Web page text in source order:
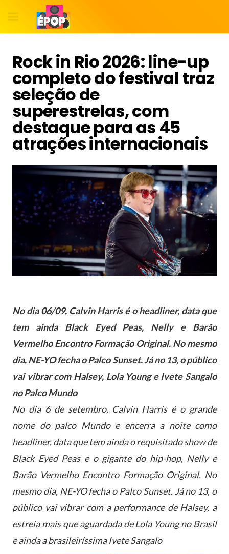
Rock in Rio 2026: line-up
completo do festival traz
seleção de
superestrelas, com
destaque para as 45
atrações internacionais
No dia 06/09, Calvin Harris é o headliner, data que
tem ainda Black Eyed Peas, Nelly e Barão
Vermelho Encontro Formação Original. No mesmo
dia, NE-YO fecha o Palco Sunset. Já no 13, o público
vai vibrar com Halsey, Lola Young e Ivete Sangalo
no Palco Mundo
No dia 6 de setembro, Calvin Harris é o grande
nome do palco Mundo e encerra a noite como
headliner, data que tem ainda o requisitado show de
Black Eyed Peas e o gigante do hip-hop, Nelly e
Barão Vermelho Encontro Formação Original. No
mesmo dia, NE-YO fecha o Palco Sunset. Já no 13, o
público vai vibrar com a performance de Halsey, a
estreia mais que aguardada de Lola Young no Brasil
e ainda a brasileiríssima Ivete Sangalo